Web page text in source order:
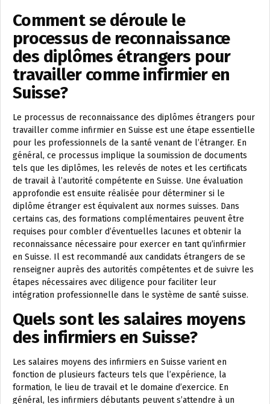
Comment se déroule le
processus de reconnaissance
des diplômes étrangers pour
travailler comme infirmier en
Suisse?
Le processus de reconnaissance des diplômes étrangers pour
travailler comme infirmier en Suisse est une étape essentielle
pour les professionnels de la santé venant de l’étranger. En
général, ce processus implique la soumission de documents
tels que les diplômes, les relevés de notes et les certificats
de travail à l’autorité compétente en Suisse. Une évaluation
approfondie est ensuite réalisée pour déterminer si le
diplôme étranger est équivalent aux normes suisses. Dans
certains cas, des formations complémentaires peuvent être
requises pour combler d’éventuelles lacunes et obtenir la
reconnaissance nécessaire pour exercer en tant qu’infirmier
en Suisse. Il est recommandé aux candidats étrangers de se
renseigner auprès des autorités compétentes et de suivre les
étapes nécessaires avec diligence pour faciliter leur
intégration professionnelle dans le système de santé suisse.
Quels sont les salaires moyens
des infirmiers en Suisse?
Les salaires moyens des infirmiers en Suisse varient en
fonction de plusieurs facteurs tels que l’expérience, la
formation, le lieu de travail et le domaine d’exercice. En
général, les infirmiers débutants peuvent s’attendre à un